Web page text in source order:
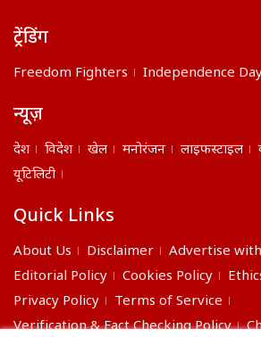
ट्रेंडिंग
Freedom Fighters Independence
न्यूज़
देश विदेश खेल मनोरंजन लाइफस्टाइल
यूटिलिटी
Quick Links
About Us Disclaimer Advertise
Editorial Policy
Cookies Policy
Privacy Policy
Terms of Service
Verification & Fact Checking Policy